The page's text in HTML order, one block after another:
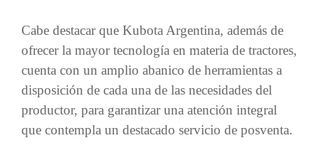
Cabe destacar que Kubota Argentina, además de
ofrecer la mayor tecnología en materia de tractores,
cuenta con un amplio abanico de herramientas a
disposición de cada una de las necesidades del
productor, para garantizar una atención integral
que contempla un destacado servicio de posventa.